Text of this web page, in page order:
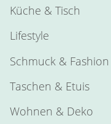
Küche & Tisch
Lifestyle
Schmuck & Fashion
Taschen & Etuis
Wohnen & Deko